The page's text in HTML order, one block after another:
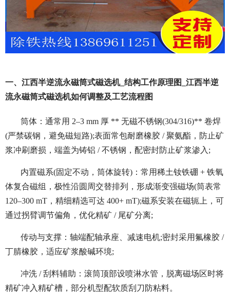
一、江西半逆流永磁筒式磁选机_结构工作原理图_江西半逆
流永磁筒式磁选机如何调整及工艺流程图
筒体：通常用 2–3 mm 厚 ** 无磁不锈钢(304/316)** 卷焊
(严禁碳钢，避免磁短路);表面常包耐磨橡胶 / 聚氨酯，防止矿
浆冲刷磨损，端盖为铸铝 / 不锈钢，配密封防止矿浆渗入;
内置磁系(固定不动，筒体旋转)：常用稀土钕铁硼 + 铁氧
体复合磁组，极性沿圆周交替排列，形成渐变强磁场(筒表常
120–300 mT，精细精选可达 400+ mT);磁系安装在磁轭上，可
通过拐臂调节偏角，优化精矿 / 尾矿分离;
传动与支撑：轴端配轴承座、减速电机;密封采用氟橡胶 /
丁腈橡胶，适应矿浆酸碱环境;
冲洗 / 刮料辅助：滚筒顶部设喷淋水管，脱离磁场区时将
精矿冲入精矿槽，部分机型配软质刮刀防粘料。